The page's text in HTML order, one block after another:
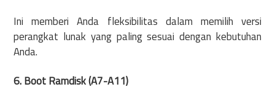
Ini memberi Anda fleksibilitas dalam memilih versi
perangkat lunak yang paling sesuai dengan kebutuhan
Anda.
6. Boot Ramdisk (A7-A11)